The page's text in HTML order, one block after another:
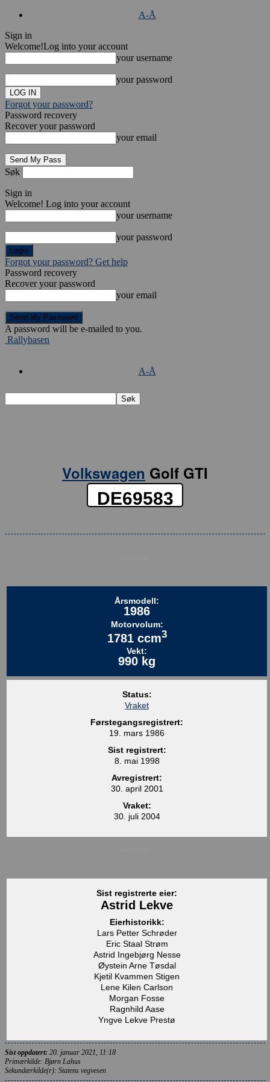
A-Å
Sign in
Welcome!Log into your account
your username
your password
Forgot your password?
Password recovery
Recover your password
your email
Søk
Sign in
Welcome! Log into your account
your username
your password
Forgot your password? Get help
Password recovery
Recover your password
your email
A password will be e-mailed to you.
Rallybasen
A-Å
Volkswagen Golf GTI
DE69583
Årsmodell:
1986
Motorvolum:
1781 ccm3
Vekt:
990 kg
Status:
Vraket
Førstegangsregistrert:
19. mars 1986
Sist registrert:
8. mai 1998
Avregistrert:
30. april 2001
Vraket:
30. juli 2004
Sist registrerte eier:
Astrid Lekve
Eierhistorikk:
Lars Petter Schrøder
Eric Staal Strøm
Astrid Ingebjørg Nesse
Øystein Arne Tøsdal
Kjetil Kvammen Stigen
Lene Kilen Carlson
Morgan Fosse
Ragnhild Aase
Yngve Lekve Prestø
Sist oppdatert: 20. januar 2021, 11:18
Primærkilde: Bjørn Lahus
Sekundærkilde(r): Statens vegvesen